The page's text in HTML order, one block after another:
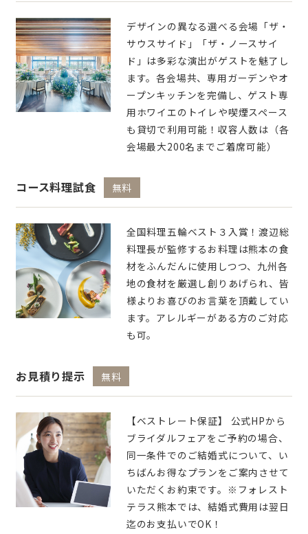
デザインの異なる選べる会場「ザ・
サウスサイド」「ザ・ノースサイ
ド」は多彩な演出がゲストを魅了し
ます。各会場共、専用ガーデンやオ
ープンキッチンを完備し、ゲスト専
用ホワイエのトイレや喫煙スペース
も貸切で利用可能！収容人数は（各
会場最大200名までご着席可能）
コース料理試食 無料
全国料理五輪ベスト３入賞！渡辺総
料理長が監修するお料理は熊本の食
材をふんだんに使用しつつ、九州各
地の食材を厳選し創りあげられ、皆
様よりお喜びのお言葉を頂戴してい
ます。アレルギーがある方のご対応
も可。
お見積り提示 無料
【ベストレート保証】 公式HPから
ブライダルフェアをご予約の場合、
同一条件でのご結婚式について、い
ちばんお得なプランをご案内させて
いただくお約束です。※フォレスト
テラス熊本では、結婚式費用は翌日
迄のお支払いでOK！